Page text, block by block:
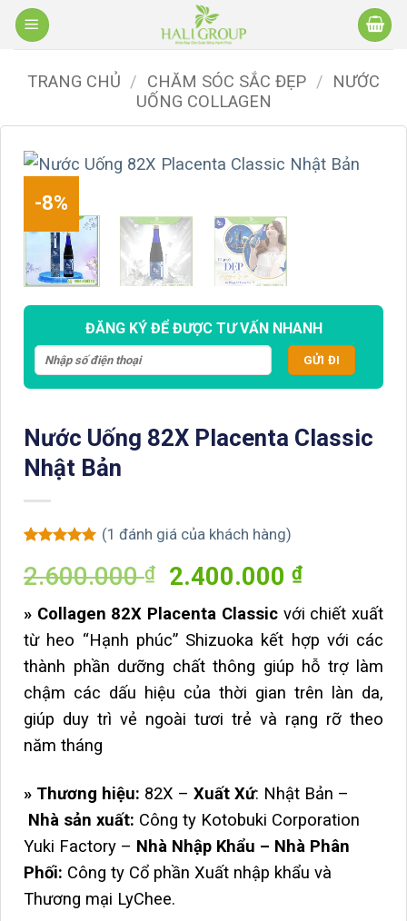
Bỏ
qua
dung
TRANG CHỦ / CHĂM SÓC SẮC ĐẸP /
NƯỚC
UỐNG COLLAGEN
-8%
ĐĂNG KÝ ĐỂ ĐƯỢC TƯ VẤN NHANH
Nước Uống 82X Placenta Classic
Nhật Bản
dựa trên
đánh giá
(1 đánh giá của khách hàng)
2.600.000₫
Giá
là:
2.600.000 ₫.
2.400.000₫Giá
hiện
tại
là:
» Collagen 82X Placenta Classic với chiết xuất
từ heo “Hạnh phúc” Shizuoka kết hợp với các
thành phần dưỡng chất thông giúp hỗ trợ làm
chậm các dấu hiệu của thời gian trên làn da,
giúp duy trì vẻ ngoài tươi trẻ và rạng rỡ theo
năm tháng
» Thương hiệu: 82X – Xuất Xứ: Nhật Bản –
Nhà sản xuất: Công ty Kotobuki Corporation
Yuki Factory – Nhà Nhập Khẩu – Nhà Phân
Phối: Công ty Cổ phần Xuất nhập khẩu và
Thương mại LyChee.